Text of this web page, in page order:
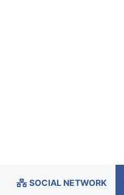
SOCIAL NETWORK